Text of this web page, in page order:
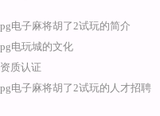
pg电子麻将胡了2试玩的简介
pg电玩城的文化
资质认证
pg电子麻将胡了2试玩的人才招聘